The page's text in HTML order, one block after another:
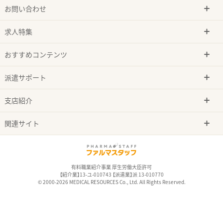
お問い合わせ
求人特集
おすすめコンテンツ
派遣サポート
支店紹介
関連サイト
有料職業紹介事業 厚生労働大臣許可
【紹介業】13-ユ-010743 【派遣業】派 13-010770
© 2000-2026 MEDICAL RESOURCES Co., Ltd. All Rights Reserved.